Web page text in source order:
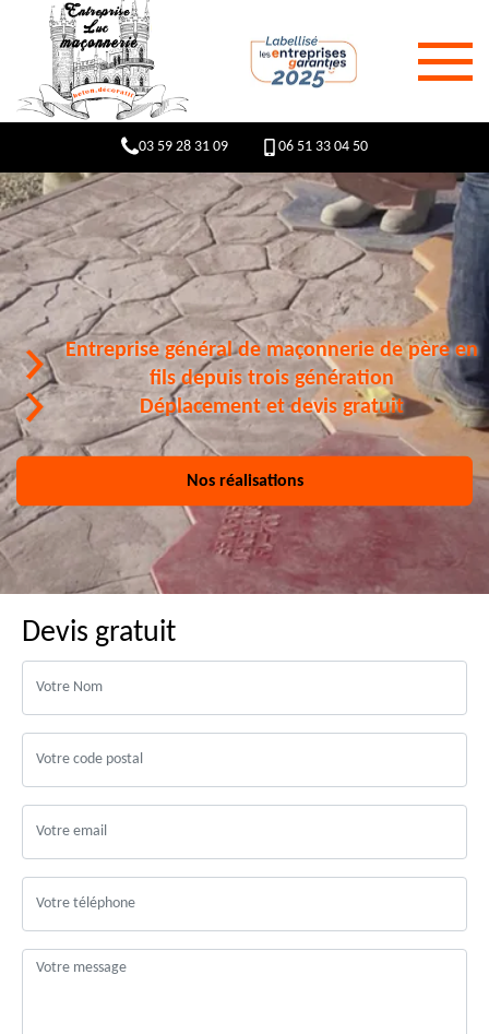
03 59 28 31 09 06 51 33 04 50
Entreprise général de maçonnerie de père en
fils depuis trois génération
Déplacement et devis gratuit
Nos réalisations
Devis gratuit